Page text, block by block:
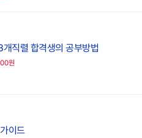
직렬 합격생의 공부방법
원
이드